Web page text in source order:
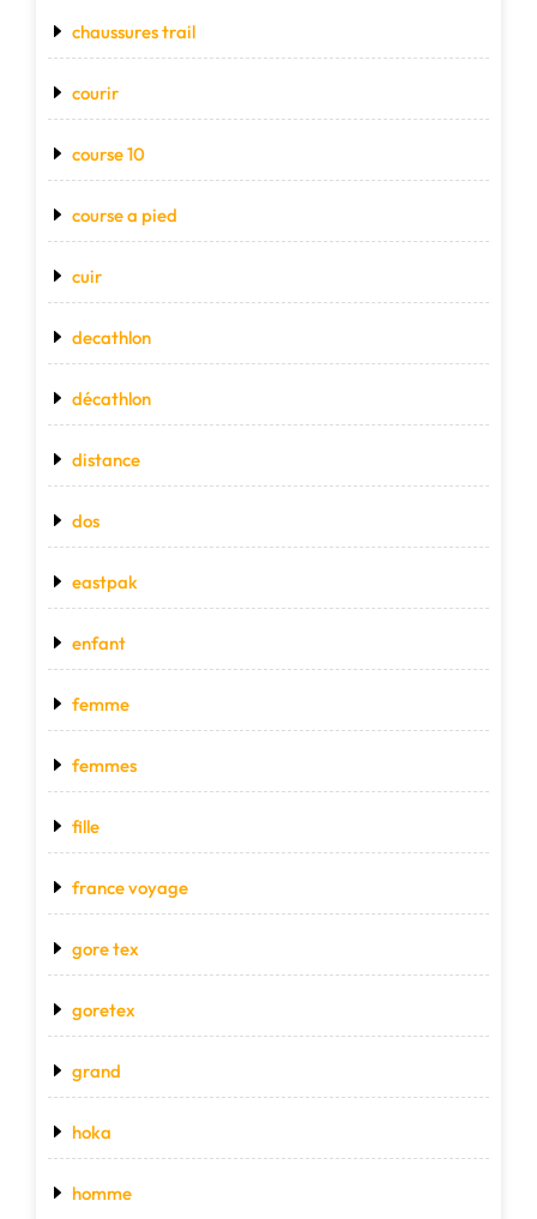
chaussures trail
courir
course 10
course a pied
cuir
decathlon
décathlon
distance
dos
eastpak
enfant
femme
femmes
fille
france voyage
gore tex
goretex
grand
hoka
homme